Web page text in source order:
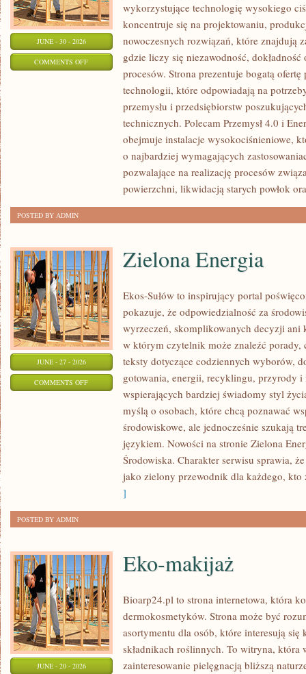
JUNE - 30 - 2026
COMMENTS OFFON
wykorzystujące technologię wysokiego
koncentruje się na projektowaniu,
nowoczesnych rozwiązań, które znajdują
gdzie liczy się niezawodność,
procesów. Strona prezentuje bogatą ofertę
technologii, które odpowiadają na
przemysłu i przedsiębiorstw
technicznych. Polecam Przemysł 4.0 i
obejmuje instalacje wysokociśnieniowe,
o najbardziej wymagających
pozwalające na realizację procesów
powierzchni, likwidacją starych powłok
POSTED BY ADMIN
JUNE - 27 - 2026
COMMENTS OFFON
Zielona Energia
Ekos-Sułów to inspirujący portal
pokazuje, że odpowiedzialność za
wyrzeczeń, skomplikowanych decyzji ani
w którym czytelnik może znaleźć porady,
teksty dotyczące codziennych wyborów,
gotowania, energii, recyklingu, przyrody i
wspierających bardziej świadomy styl
myślą o osobach, które chcą poznawać
środowiskowe, ale jednocześnie szukają
językiem. Nowości na stronie Zielona
Środowiska. Charakter serwisu sprawia,
jako zielony przewodnik dla każdego, kto
]
POSTED BY ADMIN
JUNE - 20 - 2026
Eko-makijaż
Bioarp24.pl to strona internetowa, która
dermokosmetyków. Strona może być
asortymentu dla osób, które interesują
składnikach roślinnych. To witryna, która
zainteresowanie pielęgnacją bliższą